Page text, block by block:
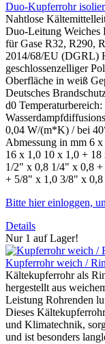
Duo-Kupferrohr
Nahtlose
Duo-Leitung Weiches
für Gase R32, R290,
2014/68/EU (DGRL)
geschlossenzelliger
Oberfläche in weiß
Deutsches
d0
0,04 W/(m*K) / bei
Abmessung in mm 6
16 x 1,0 10 x 1,0 +
1/2" x 0,8 1/4" x 0,8
+ 5/8" x 1,0 3/8" x
Bitte hier einloggen,
Details
Nur 1 auf Lager!
Kupferrohr weich /
Kältekupferrohr als
hergestellt aus
Leistung Rohrenden
Dieses
und Klimatechnik,
und ist besonders